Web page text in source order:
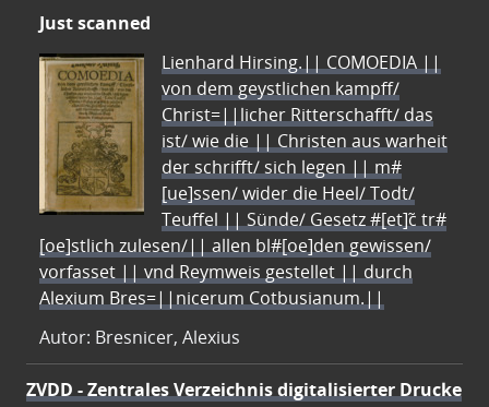
Just scanned
Lienhard Hirsing.|| COMOEDIA ||
von dem geystlichen kampff/
Christ=||licher Ritterschafft/ das
ist/ wie die || Christen aus warheit
der schrifft/ sich legen || m#
[ue]ssen/ wider die Heel/ Todt/
Teuffel || Sünde/ Gesetz #[et]c̃ tr#
[oe]stlich zulesen/|| allen bl#[oe]den gewissen/
vorfasset || vnd Reymweis gestellet || durch
Alexium Bres=||nicerum Cotbusianum.||
Autor: Bresnicer, Alexius
ZVDD - Zentrales Verzeichnis digitalisierter Drucke